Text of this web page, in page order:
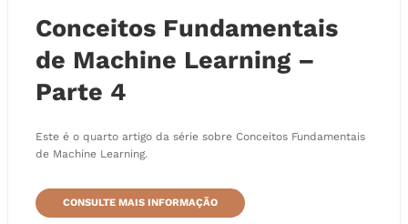
Conceitos Fundamentais
de Machine Learning –
Parte 4
Este é o quarto artigo da série sobre Conceitos Fundamentais
de Machine Learning.
CONSULTE MAIS INFORMAÇÃO